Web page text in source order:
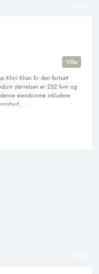
Villa
Khiri Khan Er den fortsatt
størrelsen er 252 kvm og
eiendomme inkludere